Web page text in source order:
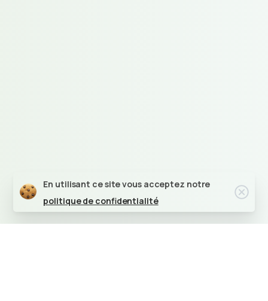
En utilisant ce site vous acceptez notre
politique de confidentialité